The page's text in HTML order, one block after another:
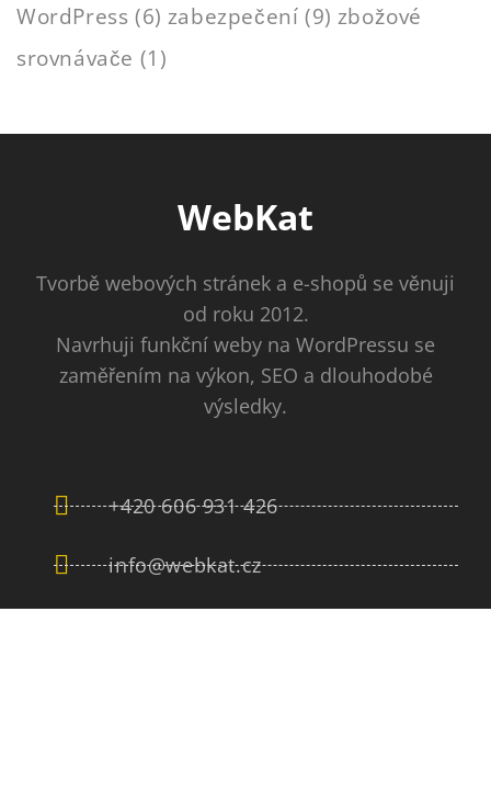
WordPress (6) zabezpečení (9) zbožové
srovnávače (1)
WebKat
Tvorbě webových stránek a e-shopů se věnuji
od roku 2012.
Navrhuji funkční weby na WordPressu se
zaměřením na výkon, SEO a dlouhodobé
výsledky.
+420 606 931 426
info@webkat.cz